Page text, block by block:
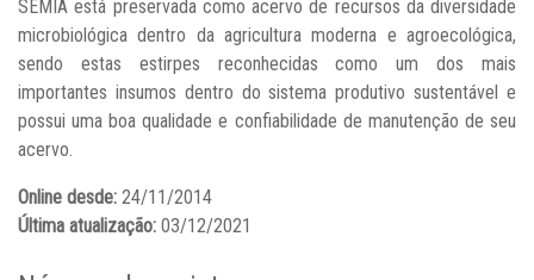
SEMIA está preservada como acervo de recursos da diversidade
microbiológica dentro da agricultura moderna e agroecológica,
sendo estas estirpes reconhecidas como um dos mais
importantes insumos dentro do sistema produtivo sustentável e
possui uma boa qualidade e confiabilidade de manutenção de seu
acervo.
Online desde: 24/11/2014
Última atualização: 03/12/2021